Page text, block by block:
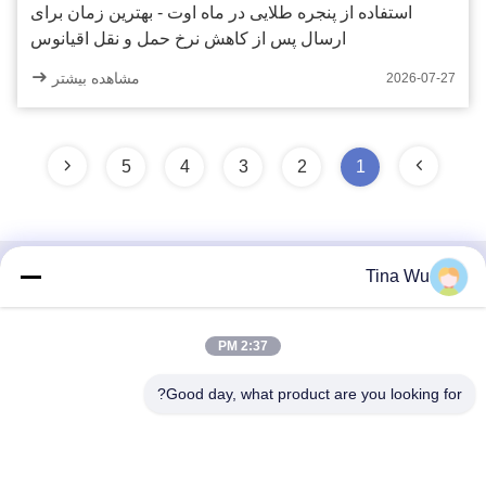
استفاده از پنجره طلایی در ماه اوت - بهترین زمان برای
ارسال پس از کاهش نرخ حمل و نقل اقیانوس
2026-07-27 مشاهده بیشتر
1
2
3
4
5
تماس سریع
Tina Wu
2:37 PM
Good day, what product are you looking for?